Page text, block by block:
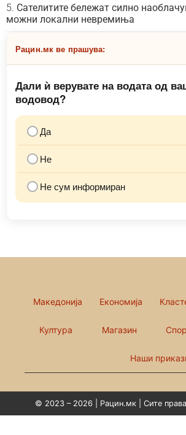
Сателитите бележат силно
можни локални невремиња
Рацин.мк ве прашува:
Дали ѝ верувате на водата од
водовод?
Да
Не
Не сум информиран
Македонија Економија
Култура Магазин
Наши
© 2023 – 2026 | Рацин.мк | Сите